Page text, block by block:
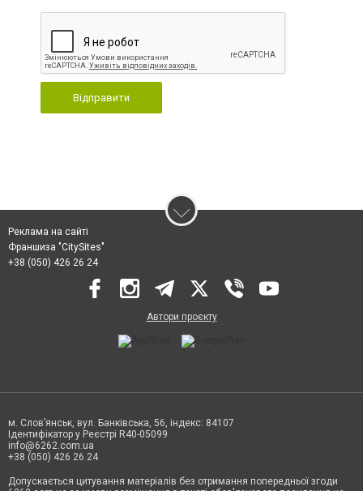
Відправити
Реклама на сайті
Франшиза "CitySites"
+38 (050) 426 26 24
Автори проєкту
м. Слов’янськ, вул. Банківська, 56, індекс: 84107
Ідентифікатор у Реєстрі R40-05099
info@6262.com.ua
+38 (050) 426 26 24
Допускається цитування матеріалів без отримання попередньої згоди